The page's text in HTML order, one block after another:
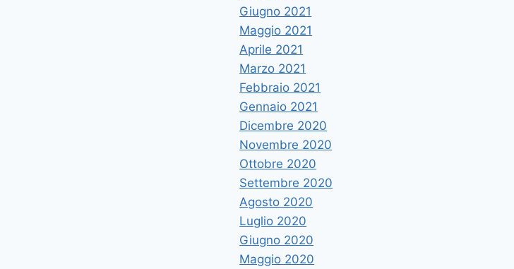
Giugno 2021
Maggio 2021
Aprile 2021
Marzo 2021
Febbraio 2021
Gennaio 2021
Dicembre 2020
Novembre 2020
Ottobre 2020
Settembre 2020
Agosto 2020
Luglio 2020
Giugno 2020
Maggio 2020